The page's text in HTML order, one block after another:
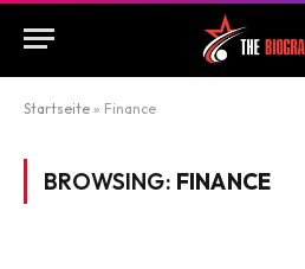
Startseite » Finance
BROWSING: FINANCE